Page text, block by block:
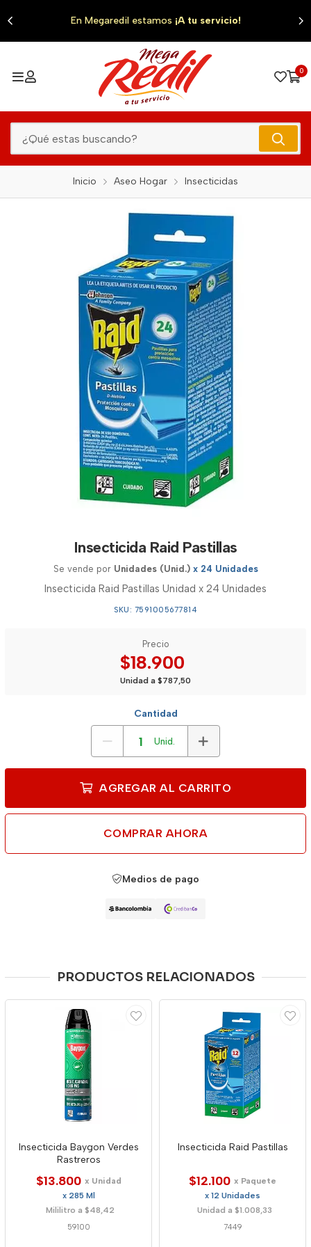
En Megaredil estamos ¡A tu servicio!
0
Inicio Aseo Hogar Insecticidas
Insecticida Raid Pastillas
Se vende por Unidades (Unid.) x 24 Unidades
Insecticida Raid Pastillas Unidad x 24 Unidades
SKU: 7591005677814
Precio
$18.900
Unidad a $787,50
Cantidad
Unid.
AGREGAR AL CARRITO
COMPRAR AHORA
Medios de pago
PRODUCTOS RELACIONADOS
Insecticida Baygon Verdes
Rastreros
$13.800 x Unidad
x 285 Ml
Mililitro a $48,42
59100
Insecticida Raid Pastillas
$12.100 x Paquete
x 12 Unidades
Unidad a $1.008,33
7449